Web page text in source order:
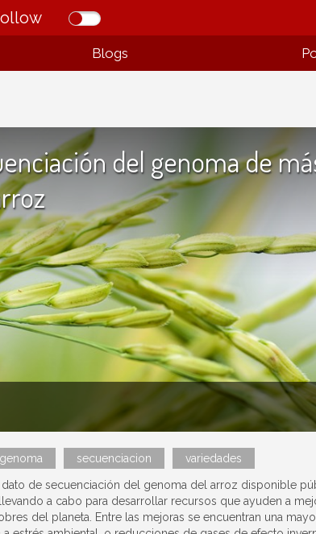
Blogs
del genoma de
genoma secuenciacion variedades
de secuenciación del genoma del arroz disponible
a cabo para desarrollar recursos que ayuden a
del planeta. Entre las mejoras se encuentran una